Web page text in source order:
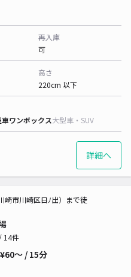
再入庫
可
高さ
220cm 以下
ワンボックス大型車・SUV
詳細へ
崎市川崎区日ﾉ出）まで徒
/ 14件
¥60〜 / 15分